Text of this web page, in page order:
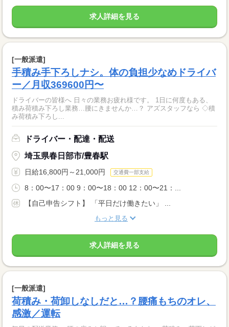
求人詳細を見る
[一般派遣]
手積み手下ろしナシ。体の負担少なめドライバ
ー／月収369600円〜
ドライバーの皆様へ 日々の業務お疲れ様です。 1日に何度もある、
積み荷積み下ろし業務…腰にきませんか…？ アズスタッフなら ◇積
み荷積み下ろし...
ドライバー・配達・配送
埼玉県春日部市/豊春駅
日給16,800円～21,000円 交通費一部支給
8：00〜17：00 9：00〜18：00 12：00〜21：...
【自己申告シフト】 「平日だけ働きたい」 ...
もっと見る
求人詳細を見る
[一般派遣]
荷積み・荷卸しなしだと…？腰痛もちのオレ、
感激／運転